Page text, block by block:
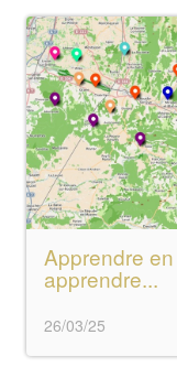
Apprendre
apprendre...
26/03/25